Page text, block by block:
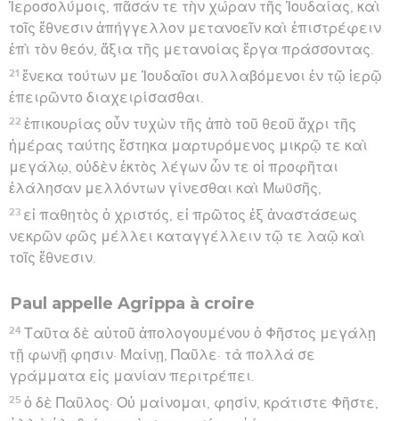
κεκρατηκέναι ἄραντες ἆσσον παρελέγοντο τὴν
Κρήτην.
14
μετ’ οὐ πολὺ δὲ ἔβαλεν κατ’ αὐτῆς ἄνεμος
τυφωνικὸς ὁ καλούμενος Εὐρακύλων·
15
συναρπασθέντος δὲ τοῦ πλοίου καὶ μὴ δυναμένου
ἀντοφθαλμεῖν τῷ ἀνέμῳ ἐπιδόντες ἐφερόμεθα.
16
νησίον δέ τι ὑποδραμόντες καλούμενον Καῦδα
ἰσχύσαμεν μόλις περικρατεῖς γενέσθαι τῆς σκάφης,
πλοῖον· φοβούμενοί τε μὴ εἰς τὴν Σύρτιν ἐκπέσωσιν,
χαλάσαντες τὸ σκεῦος, οὕτως ἐφέροντο.
ἐποιοῦντο,
ἔρριψαν.
μήτε δὲ ἡλίου μήτε ἄστρων ἐπιφαινόντων ἐπὶ
ἐπικειμένου, λοιπὸν περιῃρεῖτο ἐλπὶς πᾶσα τοῦ